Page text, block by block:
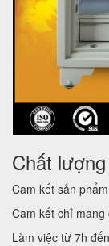
Chất
Cam kết sản
Cam kết chỉ
Làm việc từ 7h